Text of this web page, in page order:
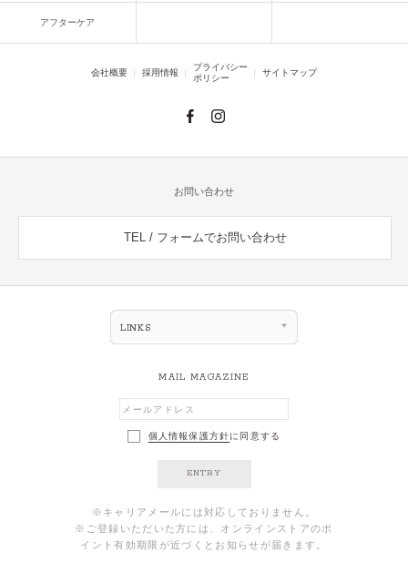
アフターケア
会社概要 採用情報
プライバシー
ポリシー
サイトマップ
お問い合わせ
TEL / フォームでお問い合わせ
LINKS
MAIL MAGAZINE
個人情報保護方針に同意する
ENTRY
※キャリアメールには対応しておりません。
※ご登録いただいた方には、オンラインストアのポ
イント有効期限が近づくとお知らせが届きます。